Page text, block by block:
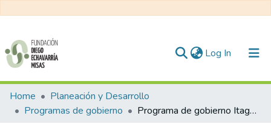
Log In (current)
Communities & Collections
All of DSpace
Home
Planeación y Desarrollo
Programas de gobierno
Programa de gobierno Itagüí ciudad sostenible